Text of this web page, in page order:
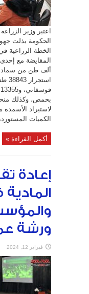
اعتبر وزير
الحكومة بذلت
الخطة الزراعية
ألف طن من سماد
بحمص، وكذلك
لاستيراد
الكميات المستوردة
أكمل القراءة »
إعادة
ورشة
فبراير 12, 2024